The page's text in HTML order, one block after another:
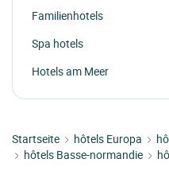
Familienhotels
Spa hotels
Hotels am Meer
Startseite hôtels Europa
hôtels Basse-normandie